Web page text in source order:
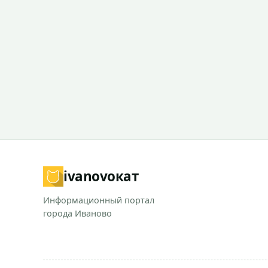
ivanovoкат
Информационный портал
города Иваново